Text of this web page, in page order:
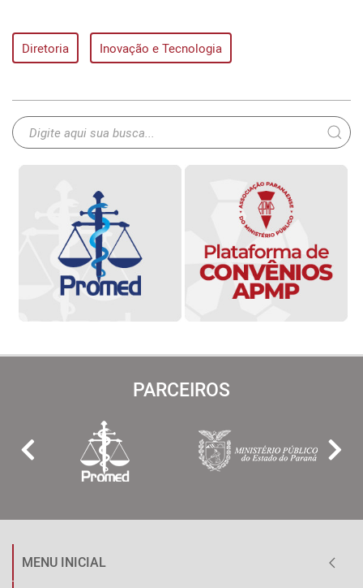
Diretoria Inovação e Tecnologia
PARCEIROS
MENU INICIAL